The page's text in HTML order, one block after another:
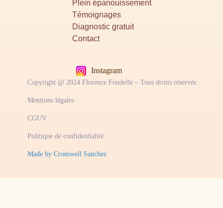
Plein épanouissement
Témoignages
Diagnostic gratuit
Contact
Instagram
Copyright @ 2024 Florence Fondelle – Tous droits réservés
Mentions légales
CGUV
Politique de confidentialité
Made by Cromwell Sanchez